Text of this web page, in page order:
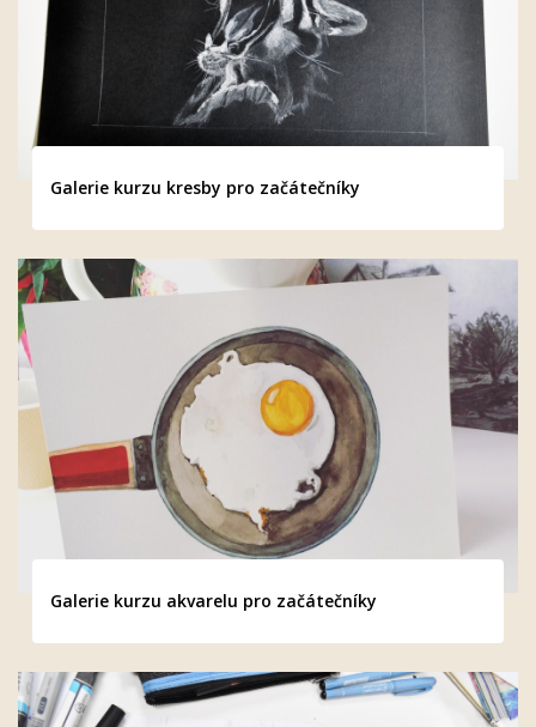
Galerie kurzu kresby pro začátečníky
Galerie kurzu akvarelu pro začátečníky